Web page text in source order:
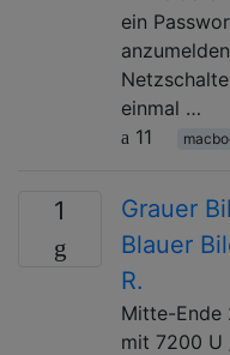
ein
einmal …
11
1
Grauer
Blauer
R.
Mitte-Ende
mit 7200 U